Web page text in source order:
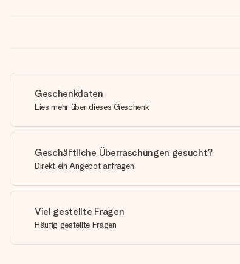
Geschenkdaten
Lies mehr über dieses Geschenk
Geschäftliche Überraschungen gesucht?
Direkt ein Angebot anfragen
Viel gestellte Fragen
Häufig gestellte Fragen